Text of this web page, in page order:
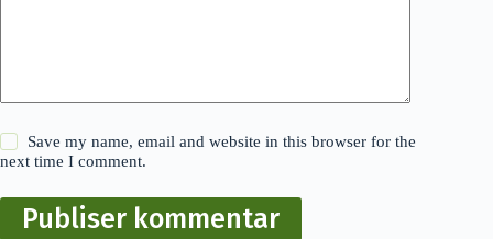
Save my name, email and website in this browser for the
next time I comment.
Publiser kommentar